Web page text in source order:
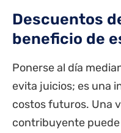
Descuentos
beneficio de
Ponerse al día
evita juicios; es una
costos futuros. Una
contribuyente puede